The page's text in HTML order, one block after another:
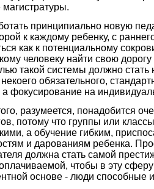
магистратуры.
принципиально новую
к каждому ребенку, с
как к потенциальному
человеку найти свою
такой системы должно стать
обязательного,
а фокусирование на
разумеется, понадобится
потому что группы или
а обучение гибким,
и дарованиям ребенка.
должна стать самой
чтобы в эту
основе - люди способные